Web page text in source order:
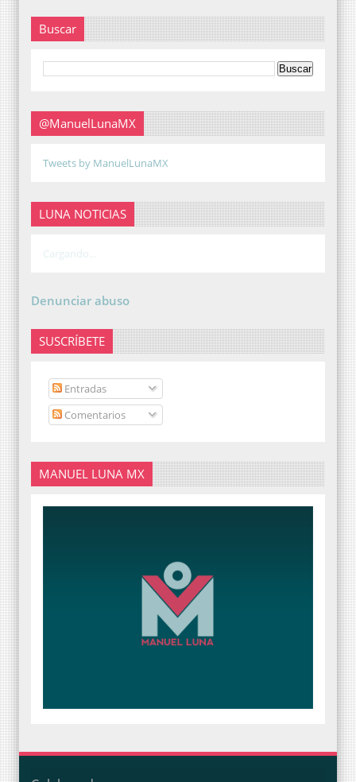
Buscar
@ManuelLunaMX
Tweets by ManuelLunaMX
LUNA NOTICIAS
Cargando...
Denunciar abuso
SUSCRÍBETE
Entradas
Comentarios
MANUEL LUNA MX